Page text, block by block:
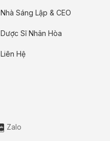
Nhà Sáng Lập & CEO
Dược Sĩ Nhân Hòa
Liên Hệ
Zalo